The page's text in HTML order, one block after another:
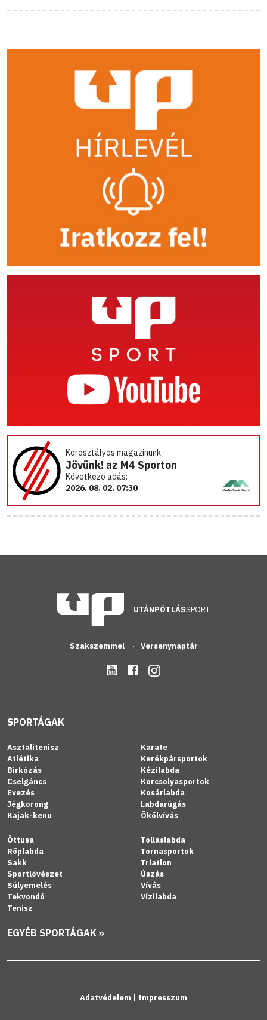
Korosztályos magazinunk
Jövünk! az M4 Sporton
Következő adás:
2026. 08. 02. 07:30
UTÁNPÓTLÁSSPORT
Szakszemmel Versenynaptár
SPORTÁGAK
Asztalitenisz
Atlétika
Birkózás
Cselgáncs
Evezés
Jégkorong
Kajak-kenu
Karate
Kerékpársportok
Kézilabda
Korcsolyasportok
Kosárlabda
Labdarúgás
Ökölvívás
Öttusa
Röplabda
Sakk
Sportlövészet
Súlyemelés
Tekvondó
Tenisz
Tollaslabda
Tornasportok
Triatlon
Úszás
Vívás
Vízilabda
EGYÉB SPORTÁGAK »
Adatvédelem | Impresszum